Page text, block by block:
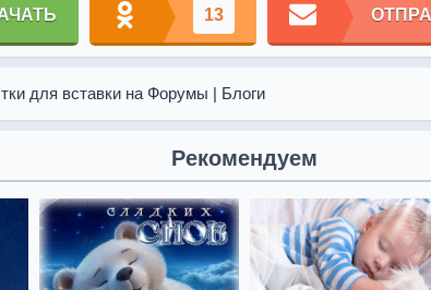
13
для вставки на Форумы | Блоги
Рекомендуем